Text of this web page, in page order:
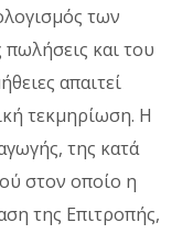
των
και του
απαιτεί
τεκμηρίωση. Η
της κατά
στον οποίο η
της Επιτροπής,